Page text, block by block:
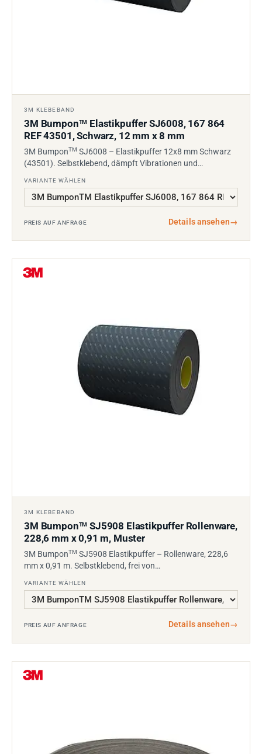
3M KLEBEBAND
3M BumponTM Elastikpuffer SJ6008, 167 864
REF 43501, Schwarz, 12 mm x 8 mm
3M BumponTM SJ6008 – Elastikpuffer 12x8 mm Schwarz
(43501). Selbstklebend, dämpft Vibrationen und…
VARIANTE WÄHLEN
PREIS AUF ANFRAGE Details ansehen→
3M KLEBEBAND
3M BumponTM SJ5908 Elastikpuffer Rollenware,
228,6 mm x 0,91 m, Muster
3M BumponTM SJ5908 Elastikpuffer – Rollenware, 228,6
mm x 0,91 m. Selbstklebend, frei von…
VARIANTE WÄHLEN
PREIS AUF ANFRAGE Details ansehen→